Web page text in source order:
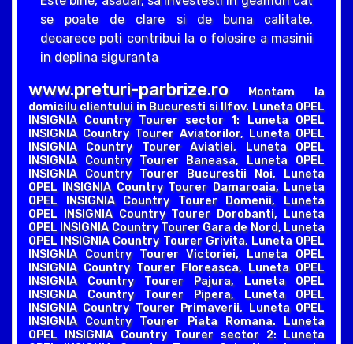
se poate de clare si de buna calitate,
deoarece poti contribui la o folosire a masinii
in deplina siguranta
www.preturi-parbrize.roMontam la
domicilu clientului in Bucuresti si Ilfov. Luneta OPEL
INSIGNIA Country Tourer sector 1: Luneta OPEL
INSIGNIA Country Tourer Aviatorilor, Luneta OPEL
INSIGNIA Country Tourer Aviatiei, Luneta OPEL
INSIGNIA Country Tourer Baneasa, Luneta OPEL
INSIGNIA Country Tourer Bucurestii Noi, Luneta
OPEL INSIGNIA Country Tourer Damaroaia, Luneta
OPEL INSIGNIA Country Tourer Domenii, Luneta
OPEL INSIGNIA Country Tourer Dorobanti, Luneta
OPEL INSIGNIA Country Tourer Gara de Nord, Luneta
OPEL INSIGNIA Country Tourer Grivita, Luneta OPEL
INSIGNIA Country Tourer Victoriei, Luneta OPEL
INSIGNIA Country Tourer Floreasca, Luneta OPEL
INSIGNIA Country Tourer Pajura, Luneta OPEL
INSIGNIA Country Tourer Pipera, Luneta OPEL
INSIGNIA Country Tourer Primaverii, Luneta OPEL
INSIGNIA Country Tourer Piata Romana. Luneta
OPEL INSIGNIA Country Tourer sector 2: Luneta